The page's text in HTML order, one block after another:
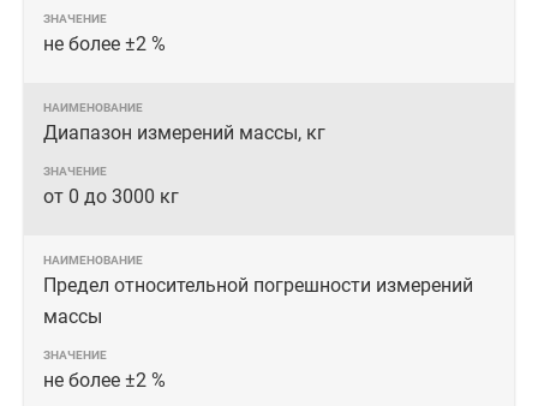
не более ±2 %
Диапазон измерений массы, кг
от 0 до 3000 кг
Предел относительной погрешности измерений
массы
не более ±2 %